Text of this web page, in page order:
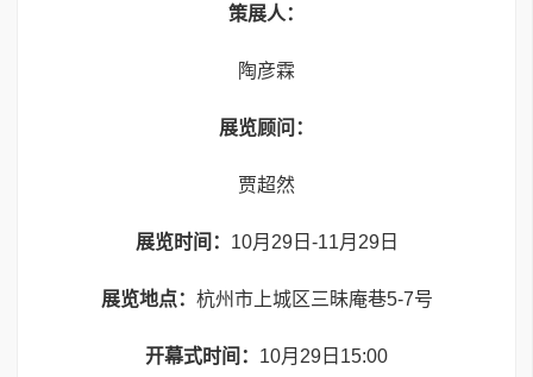
策展人：
陶彦霖
展览顾问：
贾超然
展览时间： 10月29日-11月29日
展览地点： 杭州市上城区三昧庵巷5-7号
开幕式时间： 10月29日15:00